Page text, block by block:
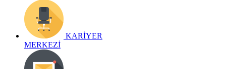
KARİYER
MERKEZİ